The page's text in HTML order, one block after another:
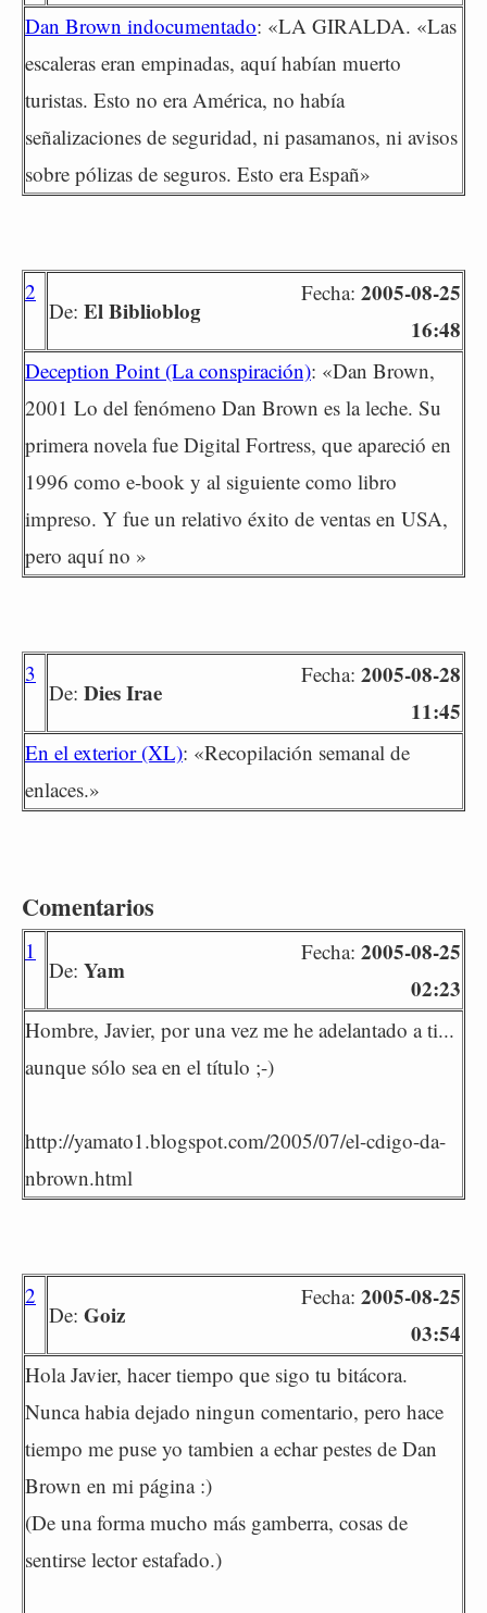
Dan Brown indocumentado: «LA GIRALDA. «Las
escaleras eran empinadas, aquí habían muerto
turistas. Esto no era América, no había
señalizaciones de seguridad, ni pasamanos, ni avisos
sobre pólizas de seguros. Esto era Españ»
2
De: El Biblioblog
Fecha: 2005-08-25
16:48
Deception Point (La conspiración): «Dan Brown,
2001 Lo del fenómeno Dan Brown es la leche. Su
primera novela fue Digital Fortress, que apareció en
1996 como e-book y al siguiente como libro
impreso. Y fue un relativo éxito de ventas en USA,
pero aquí no »
3
De: Dies Irae
Fecha: 2005-08-28
11:45
En el exterior (XL): «Recopilación semanal de
enlaces.»
Comentarios
1
De: Yam
Fecha: 2005-08-25
02:23
Hombre, Javier, por una vez me he adelantado a ti...
aunque sólo sea en el título ;-)
http://yamato1.blogspot.com/2005/07/el-cdigo-da-
nbrown.html
2
De: Goiz
Fecha: 2005-08-25
03:54
Hola Javier, hacer tiempo que sigo tu bitácora.
Nunca habia dejado ningun comentario, pero hace
tiempo me puse yo tambien a echar pestes de Dan
Brown en mi página :)
(De una forma mucho más gamberra, cosas de
sentirse lector estafado.)